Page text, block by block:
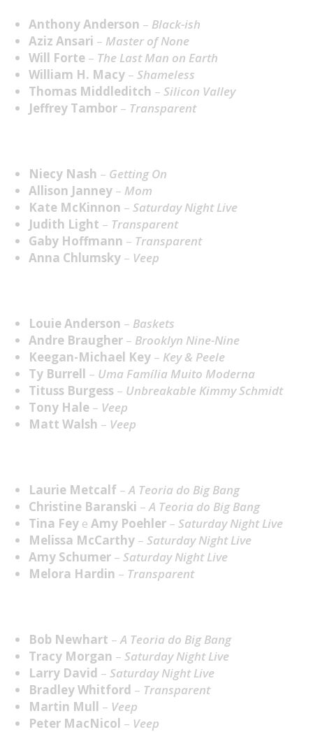
Anthony Anderson – Black-ish
Aziz Ansari – Master of None
Will Forte – The Last Man on Earth
William H. Macy – Shameless
Thomas Middleditch – Silicon Valley
Jeffrey Tambor – Transparent
Niecy Nash – Getting On
Allison Janney – Mom
Kate McKinnon – Saturday Night Live
Judith Light – Transparent
Gaby Hoffmann – Transparent
Anna Chlumsky – Veep
Louie Anderson – Baskets
Andre Braugher – Brooklyn Nine-Nine
Keegan-Michael Key – Key & Peele
Ty Burrell – Uma Família Muito Moderna
Tituss Burgess – Unbreakable Kimmy Schmidt
Tony Hale – Veep
Matt Walsh – Veep
Laurie Metcalf –A Teoria do Big Bang
Christine Baranski –A Teoria do Big Bang
Tina Fey e Amy Poehler – Saturday Night Live
Melissa McCarthy – Saturday Night Live
Amy Schumer – Saturday Night Live
Melora Hardin – Transparent
Bob Newhart –A Teoria do Big Bang
Tracy Morgan – Saturday Night Live
Larry David – Saturday Night Live
Bradley Whitford – Transparent
Martin Mull – Veep
Peter MacNicol – Veep